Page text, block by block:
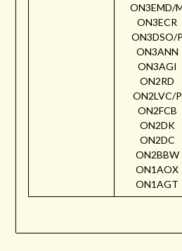
ON3EMD/
ON3ECR
ON3DSO/P
ON3ANN
ON3AGI
ON2RD
ON2LVC/P
ON2FCB
ON2DK
ON2DC
ON2BBW
ON1AOX
ON1AGT